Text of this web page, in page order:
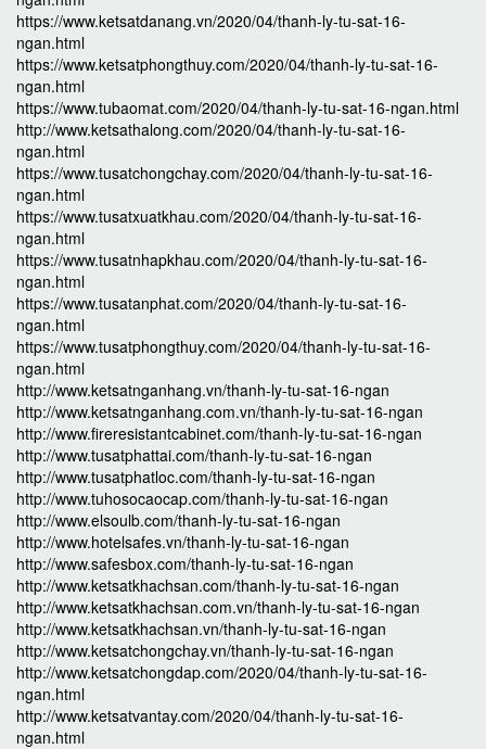
https://www.ketsatdanang.vn/2020/04/thanh-ly-tu-sat-16-
ngan.html
https://www.ketsatphongthuy.com/2020/04/thanh-ly-tu-sat-16-
ngan.html
https://www.tubaomat.com/2020/04/thanh-ly-tu-sat-16-ngan.html
http://www.ketsathalong.com/2020/04/thanh-ly-tu-sat-16-
ngan.html
https://www.tusatchongchay.com/2020/04/thanh-ly-tu-sat-16-
ngan.html
https://www.tusatxuatkhau.com/2020/04/thanh-ly-tu-sat-16-
ngan.html
https://www.tusatnhapkhau.com/2020/04/thanh-ly-tu-sat-16-
ngan.html
https://www.tusatanphat.com/2020/04/thanh-ly-tu-sat-16-
ngan.html
https://www.tusatphongthuy.com/2020/04/thanh-ly-tu-sat-16-
ngan.html
http://www.ketsatnganhang.vn/thanh-ly-tu-sat-16-ngan
http://www.ketsatnganhang.com.vn/thanh-ly-tu-sat-16-ngan
http://www.fireresistantcabinet.com/thanh-ly-tu-sat-16-ngan
http://www.tusatphattai.com/thanh-ly-tu-sat-16-ngan
http://www.tusatphatloc.com/thanh-ly-tu-sat-16-ngan
http://www.tuhosocaocap.com/thanh-ly-tu-sat-16-ngan
http://www.elsoulb.com/thanh-ly-tu-sat-16-ngan
http://www.hotelsafes.vn/thanh-ly-tu-sat-16-ngan
http://www.safesbox.com/thanh-ly-tu-sat-16-ngan
http://www.ketsatkhachsan.com/thanh-ly-tu-sat-16-ngan
http://www.ketsatkhachsan.com.vn/thanh-ly-tu-sat-16-ngan
http://www.ketsatkhachsan.vn/thanh-ly-tu-sat-16-ngan
http://www.ketsatchongchay.vn/thanh-ly-tu-sat-16-ngan
http://www.ketsatchongdap.com/2020/04/thanh-ly-tu-sat-16-
ngan.html
http://www.ketsatvantay.com/2020/04/thanh-ly-tu-sat-16-
ngan.html